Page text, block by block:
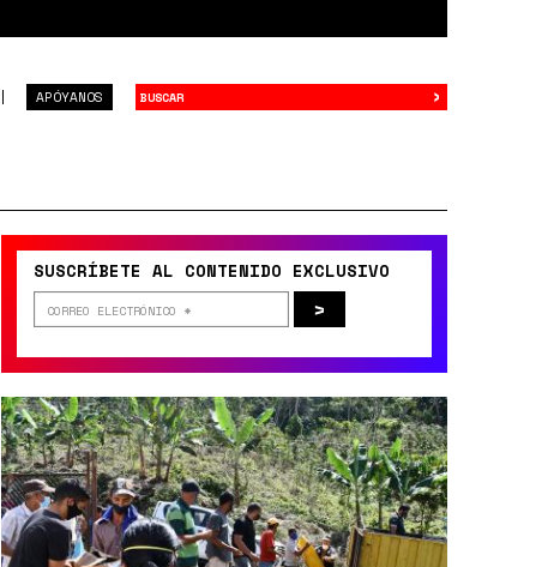
APÓYANOS ›
SUSCRÍBETE AL CONTENIDO EXCLUSIVO
>